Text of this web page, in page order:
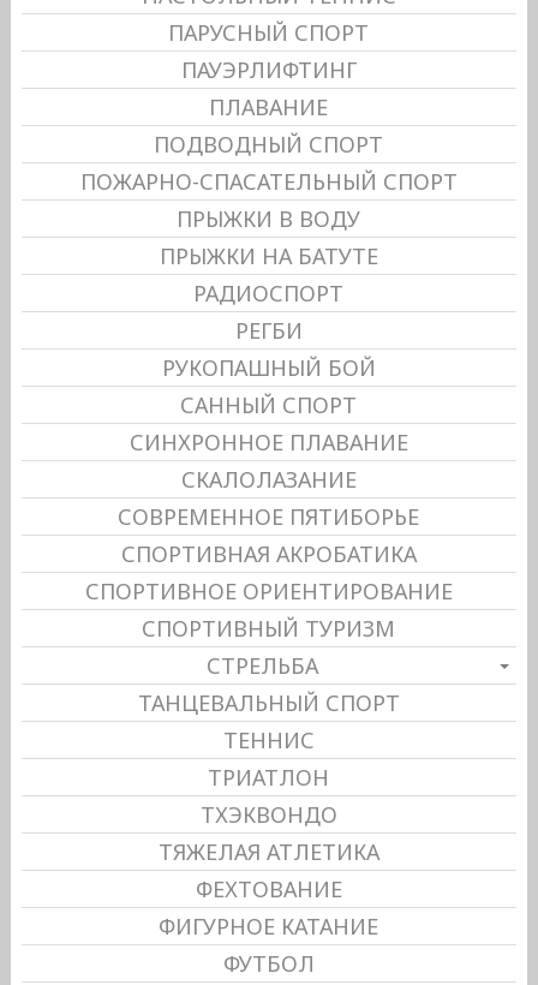
ПАРУСНЫЙ СПОРТ
ПАУЭРЛИФТИНГ
ПЛАВАНИЕ
ПОДВОДНЫЙ СПОРТ
ПОЖАРНО-СПАСАТЕЛЬНЫЙ СПОРТ
ПРЫЖКИ В ВОДУ
ПРЫЖКИ НА БАТУТЕ
РАДИОСПОРТ
РЕГБИ
РУКОПАШНЫЙ БОЙ
САННЫЙ СПОРТ
СИНХРОННОЕ ПЛАВАНИЕ
СКАЛОЛАЗАНИЕ
СОВРЕМЕННОЕ ПЯТИБОРЬЕ
СПОРТИВНАЯ АКРОБАТИКА
СПОРТИВНОЕ ОРИЕНТИРОВАНИЕ
СПОРТИВНЫЙ ТУРИЗМ
СТРЕЛЬБА
ТАНЦЕВАЛЬНЫЙ СПОРТ
ТЕННИС
ТРИАТЛОН
ТХЭКВОНДО
ТЯЖЕЛАЯ АТЛЕТИКА
ФЕХТОВАНИЕ
ФИГУРНОЕ КАТАНИЕ
ФУТБОЛ